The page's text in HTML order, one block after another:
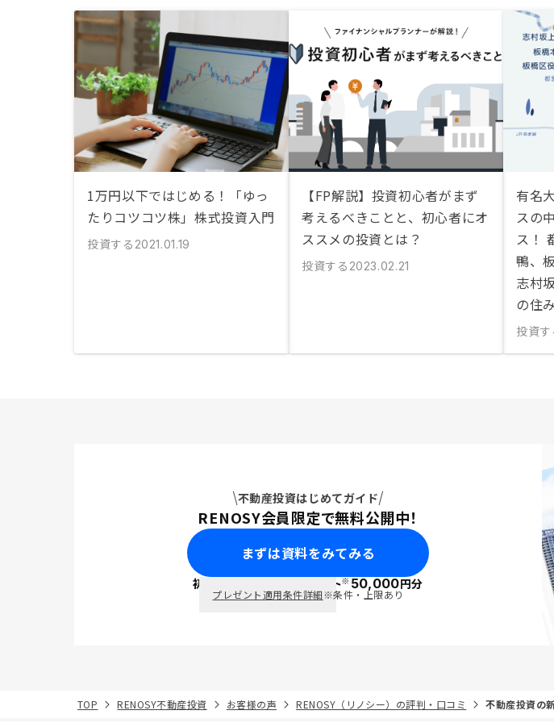
1万円以下ではじめる！「ゆっ
たりコツコツ株」株式投資入門
投資する 2021.01.19
【FP解説】投資初心者がまず
考えるべきことと、初心者にオ
ススメの投資とは？
投資する 2023.02.21
有名
スの
ス！
鴨、
志村
の住
投資す
不動産投資はじめてガイド
RENOSY会員限定で無料公開中！
まずは資料をみてみる
初回面談で ポイント※50,000円分
プレゼント適用条件詳細※条件・上限あり
TOP RENOSY不動産投資 お客様の声 RENOSY（リノシー）の評判・口コミ 不動産投資の